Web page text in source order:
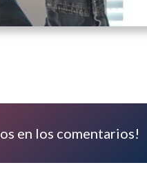
en los comentarios!